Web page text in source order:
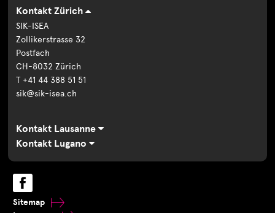
Kontakt Zürich
SIK-ISEA
Zollikerstrasse 32
Postfach
CH-8032 Zürich
T +41 44 388 51 51
sik@sik-isea.ch
Kontakt Lausanne
Kontakt Lugano
Sitemap